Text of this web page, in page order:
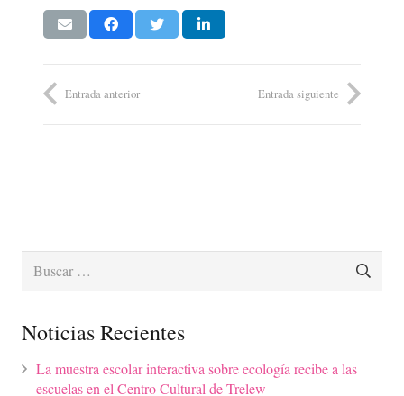
Entrada anterior Entrada siguiente
Buscar:
Noticias Recientes
La muestra escolar interactiva sobre ecología recibe a las
escuelas en el Centro Cultural de Trelew